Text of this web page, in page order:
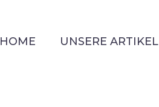
HOME UNSERE ARTIKEL